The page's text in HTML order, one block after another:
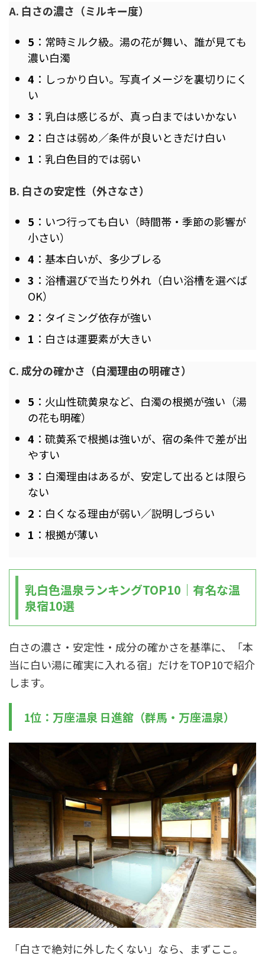
A. 白さの濃さ（ミルキー度）
5 ：常時ミルク級。湯の花が舞い、誰が見ても
濃い白濁
4 ：しっかり白い。写真イメージを裏切りにく
い
3 ：乳白は感じるが、真っ白まではいかない
2 ：白さは弱め／条件が良いときだけ白い
1 ：乳白色目的では弱い
B. 白さの安定性（外さなさ）
5 ：いつ行っても白い（時間帯・季節の影響が
小さい）
4 ：基本白いが、多少ブレる
3 ：浴槽選びで当たり外れ（白い浴槽を選べば
OK）
2 ：タイミング依存が強い
1 ：白さは運要素が大きい
C. 成分の確かさ（白濁理由の明確さ）
5 ：火山性硫黄泉など、白濁の根拠が強い（湯
の花も明確）
4 ：硫黄系で根拠は強いが、宿の条件で差が出
やすい
3 ：白濁理由はあるが、安定して出るとは限ら
ない
2 ：白くなる理由が弱い／説明しづらい
1 ：根拠が薄い
乳白色温泉ランキングTOP10｜有名な温
泉宿10選
白さの濃さ・安定性・成分の確かさを基準に、「本
当に白い湯に確実に入れる宿」だけをTOP10で紹介
します。
1位：万座温泉 日進舘（群馬・万座温泉）
「白さで絶対に外したくない」なら、まずここ。